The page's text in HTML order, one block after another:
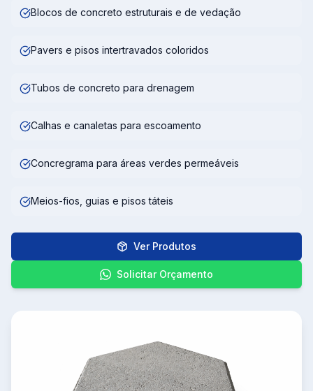
Blocos de concreto estruturais e de vedação
Pavers e pisos intertravados coloridos
Tubos de concreto para drenagem
Calhas e canaletas para escoamento
Concregrama para áreas verdes permeáveis
Meios-fios, guias e pisos táteis
Ver Produtos
Solicitar Orçamento